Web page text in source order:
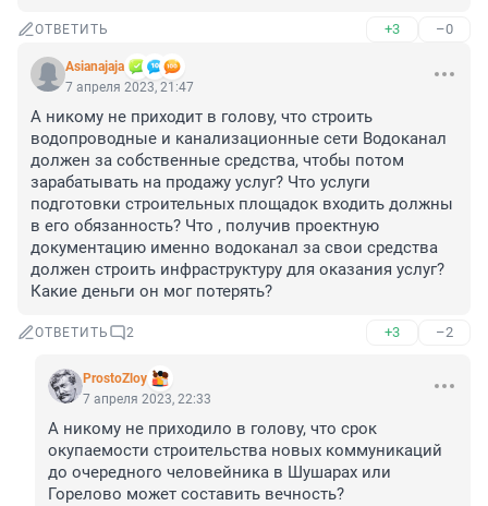
ОТВЕТИТЬ +3 –0
Asianajaja
7 апреля 2023, 21:47
А никому не приходит в голову, что строить
водопроводные и канализационные сети Водоканал
должен за собственные средства, чтобы потом
зарабатывать на продажу услуг? Что услуги
подготовки строительных площадок входить должны
в его обязанность? Что , получив проектную
документацию именно водоканал за свои средства
должен строить инфраструктуру для оказания услуг?
Какие деньги он мог потерять?
ОТВЕТИТЬ 2 +3 –2
ProstoZloy
7 апреля 2023, 22:33
А никому не приходило в голову, что срок
окупаемости строительства новых коммуникаций
до очередного человейника в Шушарах или
Горелово может составить вечность?